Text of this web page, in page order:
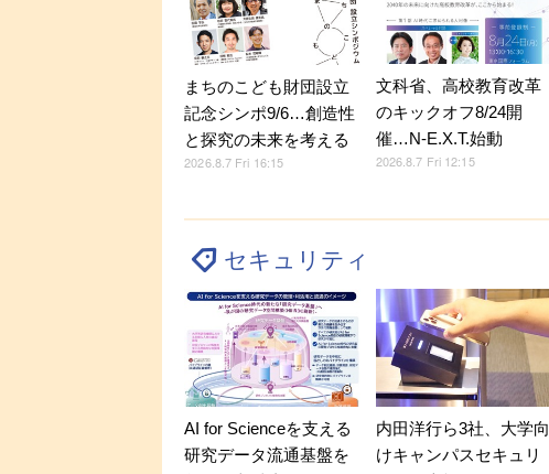
まちのこども財団設立
記念シンポ9/6…創造性
と探究の未来を考える
2026.8.7 Fri 16:15
文科省、高校教育改革
のキックオフ8/24開
催…N-E.X.T.始動
2026.8.7 Fri 12:15
セキュリティ
AI for Scienceを支える
研究データ流通基盤を
内田洋行ら3社、大学向
けキャンパスセキュリ